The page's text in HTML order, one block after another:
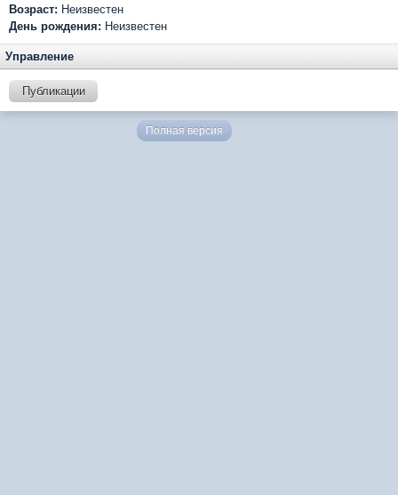
Возраст: Неизвестен
День рождения: Неизвестен
Управление
Публикации
Полная версия